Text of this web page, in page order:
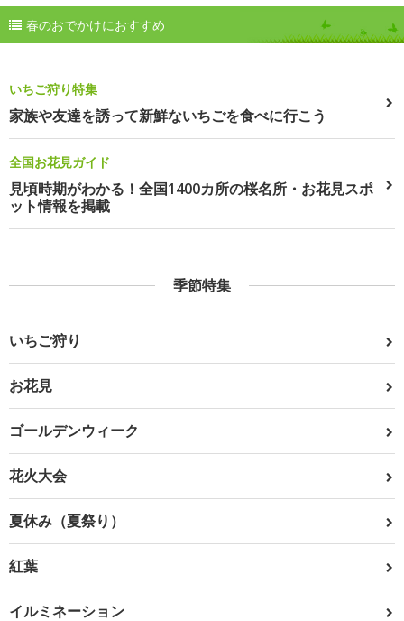
春のおでかけにおすすめ
いちご狩り特集
家族や友達を誘って新鮮ないちごを食べに行こう
全国お花見ガイド
見頃時期がわかる！全国1400カ所の桜名所・お花見スポ
ット情報を掲載
季節特集
いちご狩り
お花見
ゴールデンウィーク
花火大会
夏休み（夏祭り）
紅葉
イルミネーション